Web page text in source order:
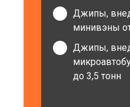
Джипы,
минивэны
Джипы,
до 3,5 тонн